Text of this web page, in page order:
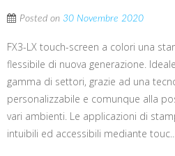
Posted on 30 Novembre 2020
FX3-LX touch-screen a colori una
flessibile di nuova generazione.
gamma di settori, grazie ad una
personalizzabile e comunque alla
vari ambienti. Le applicazioni di
intuibili ed accessibili mediante touc...